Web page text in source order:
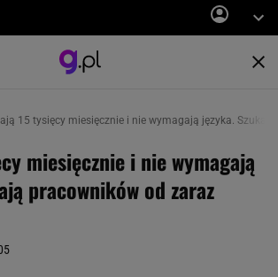
15 tysięcy miesięcznie i nie wymagają języka.
miesięcznie i nie wymagają
pracowników od zaraz